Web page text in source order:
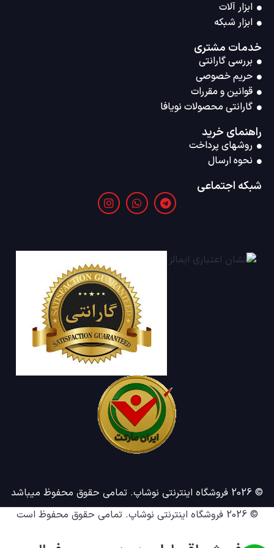
ابزار آلات
ابزار شبکه
خدمات مشتری
بررسی گارانتی
حریم خصوصی
قوانین و مقررات
گارانتی محصولات نویافا
راهنمای خرید
روشهای پرداخت
نحوه ارسال
شبکه اجتماعی
© 2026 فروشگاه اینترنتی نوشاپ. تمامی حقوق محفوظ میباشد
© 2026
فروشگاه اینترنتی نوشاپ. تمامی حقوق محفوظ است